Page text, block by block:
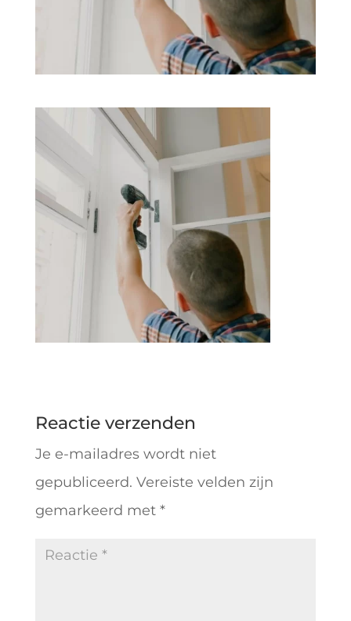
Reactie verzenden
Je e-mailadres wordt niet
gepubliceerd. Vereiste velden zijn
gemarkeerd met *